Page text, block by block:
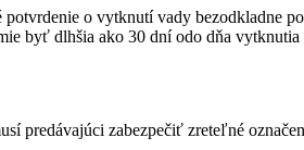
potvrdenie o vytknutí vady
byť dlhšia ako 30 dní odo dňa
predávajúci zabezpečiť zreteľné